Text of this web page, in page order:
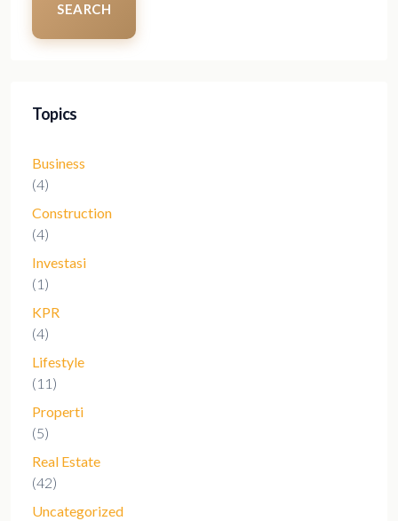
SEARCH
Topics
Business
(4)
Construction
(4)
Investasi
(1)
KPR
(4)
Lifestyle
(11)
Properti
(5)
Real Estate
(42)
Uncategorized